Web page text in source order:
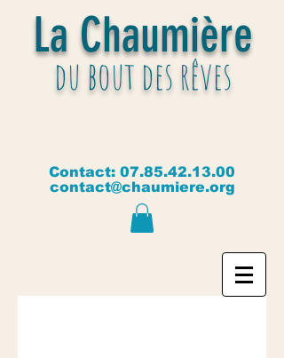
La Chaumière
du bout des rêves
Contact: 07.85.42.13.00
contact@chaumiere.org